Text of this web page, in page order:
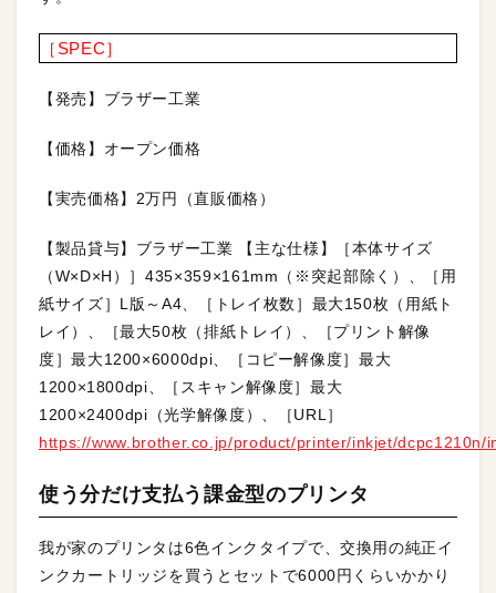
［SPEC］
【発売】ブラザー工業
【価格】オープン価格
【実売価格】2万円（直販価格）
【製品貸与】ブラザー工業 【主な仕様】［本体サイズ
（W×D×H）］435×359×161mm（※突起部除く）、［用
紙サイズ］L版～A4、［トレイ枚数］最大150枚（用紙ト
レイ）、［最大50枚（排紙トレイ）、［プリント解像
度］最大1200×6000dpi、［コピー解像度］最大
1200×1800dpi、［スキャン解像度］最大
1200×2400dpi（光学解像度）、［URL］
https://www.brother.co.jp/product/printer/inkjet/dcpc1210n/
使う分だけ支払う課金型のプリンタ
我が家のプリンタは6色インクタイプで、交換用の純正イ
ンクカートリッジを買うとセットで6000円くらいかかり